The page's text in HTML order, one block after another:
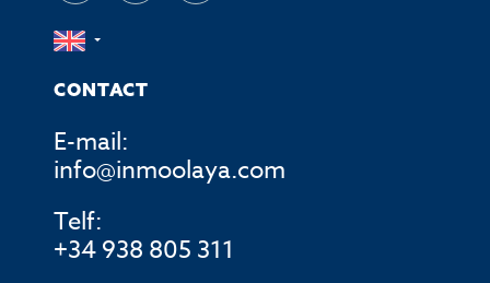
CONTACT
E-mail:
info@inmoolaya.com
Telf:
+34 938 805 311